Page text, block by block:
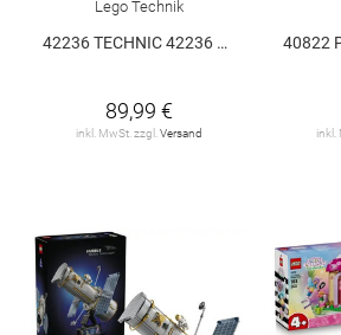
Lego Technik
42236 TECHNIC 42236 V29
89,99 €
inkl. MwSt. zzgl. Versand
40822
inkl.